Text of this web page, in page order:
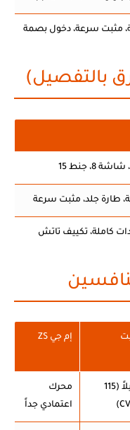
مثبت سرعة، دخول بصمة
بالتفصيل)
إم جي ZS
أقوى قليلاً (115
محرك
اعتمادي جداً